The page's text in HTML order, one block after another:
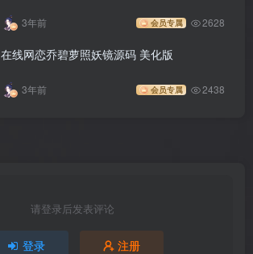
3年前 会员专属 2628
在线网恋乔碧萝照妖镜源码 美化版
3年前 会员专属 2438
请登录后发表评论
登录 注册